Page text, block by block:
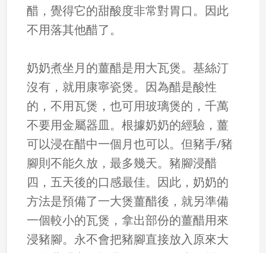
醋，覺得它的甜酸度非常對胃口。因此
不用落其他醋了。
奶奶煮坐月的薑醋是用大瓦煲。基絲汀
沒有，就用康寧瓷煲。因為醋是酸性
的，不用瓦煲，也可用玻璃煲的，千萬
不要用金屬器皿。根據奶奶的經驗，薑
可以浸在醋中一個月也可以。但豬手/豬
腳則不能久放，最多幾天。豬腳浸醋
四，五天後的口感最佳。因此，奶奶的
方法是預備了一大煲薑醋後，就另準備
一個較小的瓦煲，拿出部份的薑醋用來
浸豬腳。永不會把豬腳直接放入原來大